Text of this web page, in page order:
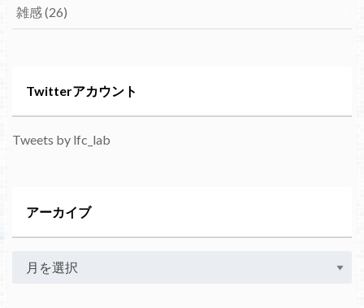
雑感(26)
Twitterアカウント
Tweets by lfc_lab
アーカイブ